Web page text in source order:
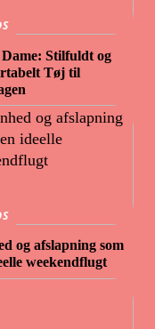
Stilfuldt og
Tøj til
og afslapning som
weekendflugt